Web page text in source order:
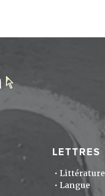
LETTRES
Littérature
Langue